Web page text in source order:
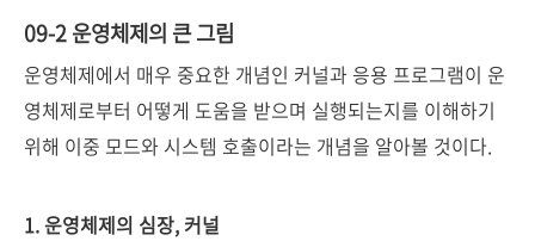
09-2 운영체제의 큰 그림
운영체제에서 매우 중요한 개념인 커널과 응용 프로그램이 운
영체제로부터 어떻게 도움을 받으며 실행되는지를 이해하기
위해 이중 모드와 시스템 호출이라는 개념을 알아볼 것이다.
1. 운영체제의 심장, 커널